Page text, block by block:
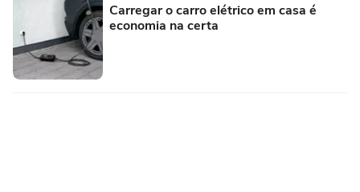
Carregar o carro elétrico em casa é
economia na certa